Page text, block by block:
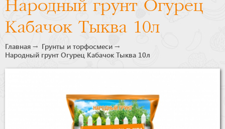
компании
Купить
Народный грунт Огурец
Кабачок Тыква 10л
Главная
Грунты и торфосмеси
Народный грунт Огурец Кабачок Тыква 10л